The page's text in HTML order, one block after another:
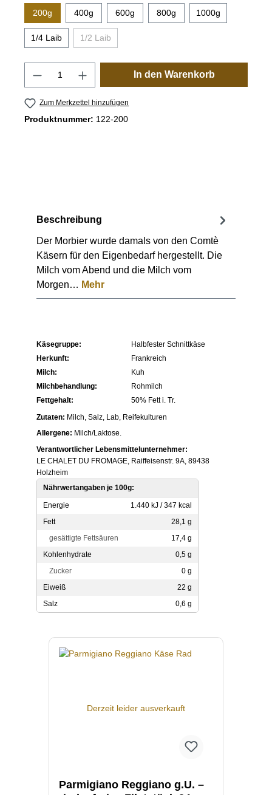
200g 400g 600g 800g 1000g
1/4 Laib 1/2 Laib(Diese Option ist zurzeit nicht verfügbar.)
Produkt Anzahl: Gib den gewünschten
In den Warenkorb
Zum Merkzettel hinzufügen
Produktnummer: 122-200
Beschreibung
Der Morbier wurde damals von den Comtè
Käsern für den Eigenbedarf hergestellt. Die
Milch vom Abend und die Milch vom
Morgen… Mehr
Käsegruppe:
Halbfester Schnittkäse
Herkunft:
Frankreich
Milch:
Kuh
Milchbehandlung:
Rohmilch
Fettgehalt:
50% Fett i. Tr.
Zutaten: Milch, Salz, Lab, Reifekulturen
Allergene: Milch/Laktose.
Verantwortlicher Lebensmittelunternehmer:
LE CHALET DU FROMAGE, Raiffeisenstr. 9A, 89438
Holzheim
Nährwertangaben je 100g:
Energie
1.440 kJ / 347 kcal
Fett
28,1 g
gesättigte Fettsäuren
17,4 g
Kohlenhydrate
0,5 g
Zucker
0 g
Eiweiß
22 g
Salz
0,6 g
Produktgalerie überspringen
Derzeit leider ausverkauft
Parmigiano Reggiano g.U. –